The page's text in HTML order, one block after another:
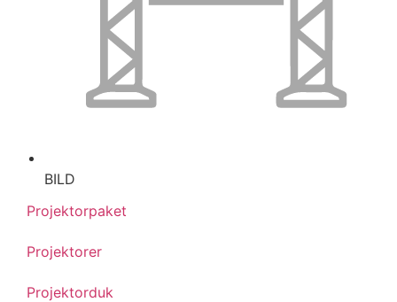
BILD
Projektorpaket
Projektorer
Projektorduk